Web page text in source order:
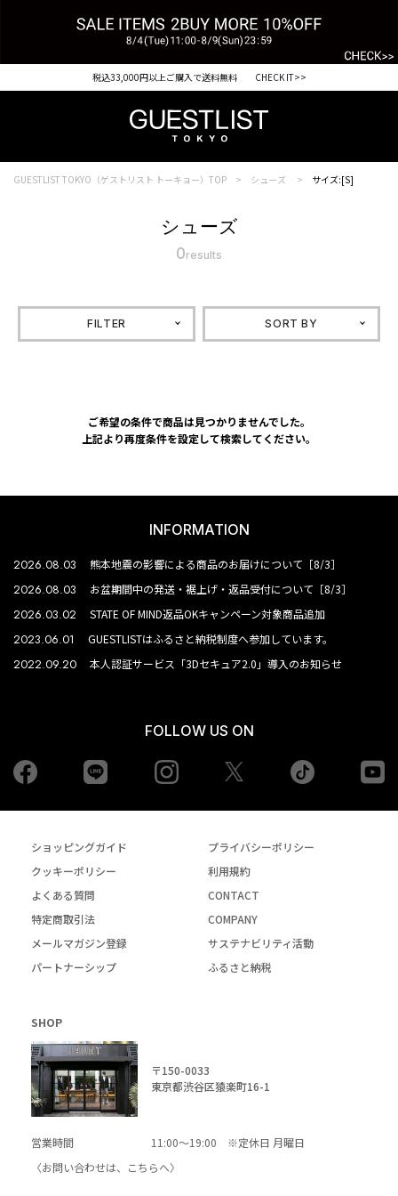
税込33,000円以上ご購入で送料無料 CHECK IT>>
GUESTLIST TOKYO（ゲストリスト トーキョー）TOP シューズ サイズ:[S]
シューズ
0results
FILTER SORT BY
ご希望の条件で商品は見つかりませんでした。
上記より再度条件を設定して検索してください。
INFORMATION
2026.08.03 熊本地震の影響による商品のお届けについて［8/3］
2026.08.03 お盆期間中の発送・裾上げ・返品受付について［8/3］
2026.03.02 STATE OF MIND返品OKキャンペーン対象商品追加
2023.06.01 GUESTLISTはふるさと納税制度へ参加しています。
2022.09.20 本人認証サービス「3Dセキュア2.0」導入のお知らせ
FOLLOW US ON
Facebook Instagram tiktok
ショッピングガイド
プライバシーポリシー
クッキーポリシー
利用規約
よくある質問
CONTACT
特定商取引法
COMPANY
メールマガジン登録
サステナビリティ活動
パートナーシップ
ふるさと納税
SHOP
〒150-0033
東京都渋谷区猿楽町16-1
営業時間
11:00～19:00 ※定休日 月曜日
〈お問い合わせは、
こちらへ〉